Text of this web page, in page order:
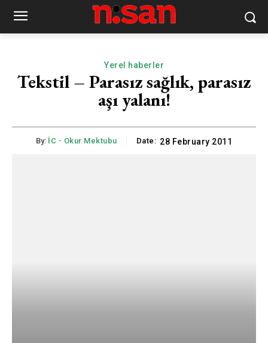
Yerel haberler
Tekstil – Parasız sağlık, parasız
aşı yalanı!
By: İC - Okur Mektubu Date: 28 February 2011